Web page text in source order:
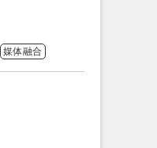
媒体融合